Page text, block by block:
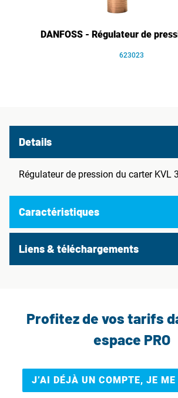
DANFOSS - Régulateur de
623023
Details
Régulateur de pression du carter KVL
Caractéristiques
Liens & téléchargements
Profitez de vos tarifs
espace PRO
J’AI DÉJÀ UN COMPTE, JE ME